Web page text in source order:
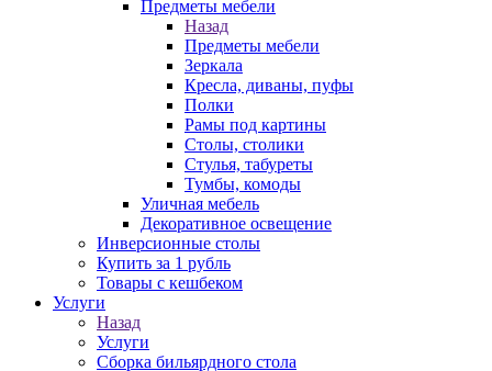
Предметы мебели
Назад
Предметы мебели
Зеркала
Кресла, диваны, пуфы
Полки
Рамы под картины
Столы, столики
Стулья, табуреты
Тумбы, комоды
Уличная мебель
Декоративное освещение
Инверсионные столы
Купить за 1 рубль
Товары с кешбеком
Услуги
Назад
Услуги
Сборка бильярдного стола